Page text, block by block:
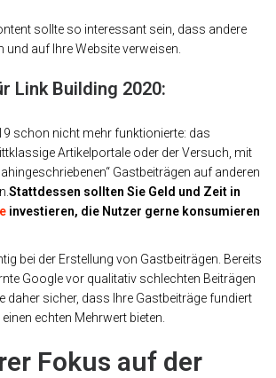
sollte so interessant sein, dass andere
und auf Ihre Website verweisen.
Link Building 2020:
schon nicht mehr funktionierte: das
Artikelportale oder der Versuch, mit
Gastbeiträgen auf anderen
Stattdessen sollten Sie Geld und Zeit in
investieren, die Nutzer gerne konsumieren
bei der Erstellung von Gastbeiträgen. Bereits
Google vor qualitativ schlechten Beiträgen
daher sicher, dass Ihre Gastbeiträge fundiert
echten Mehrwert bieten.
Fokus auf der